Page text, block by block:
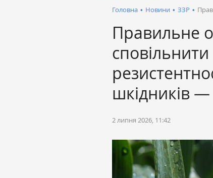
Головна • Новини • ЗЗР •
Правильне
шкідників
2 липня 2026, 11:42